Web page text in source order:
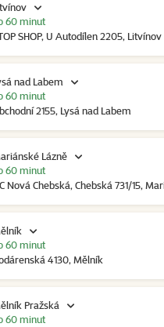
SHOP, U Autodílen 2205, Litvínov
60 minut
nad Labem
2155, Lysá nad Labem
60 minut
Lázně
Nová Chebská, Chebská 731/15,
60 minut
4130, Mělník
60 minut
Pražská
60 minut